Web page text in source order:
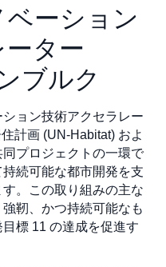
ーション
ター
ブルク
ョン技術アクセラレー
計画 (UN-Habitat) およ
プロジェクトの一環で
続可能な都市開発を支
。この取り組みの主な
靭、かつ持続可能なも
標 11 の達成を促進す